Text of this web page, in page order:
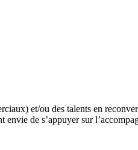
et/ou des talents en
de s’appuyer sur